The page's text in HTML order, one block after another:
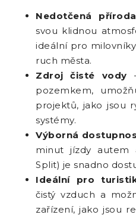
Nedotčená příroda
svou klidnou
ideální pro
ruch města.
Zdroj čisté vody
pozemkem,
projektů, jako jsou
systémy.
Výborná
minut jízdy autem
Split) je snadno
Ideální pro
čistý vzduch a
zařízení, jako jsou